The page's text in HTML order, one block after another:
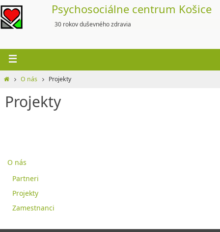
Skip
to
content
Psychosociálne centrum Košice
30 rokov duševného zdravia
HomeO nás Projekty
Projekty
O nás
Partneri
Projekty
Zamestnanci